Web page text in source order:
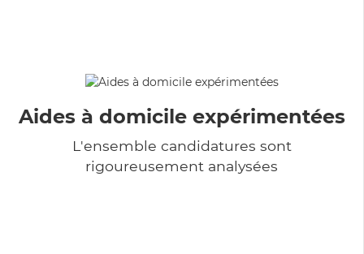
Aides à domicile expérimentées
L'ensemble candidatures sont
rigoureusement analysées